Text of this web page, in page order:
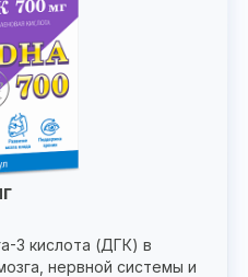
3 кислота (ДГК) в
нервной системы и